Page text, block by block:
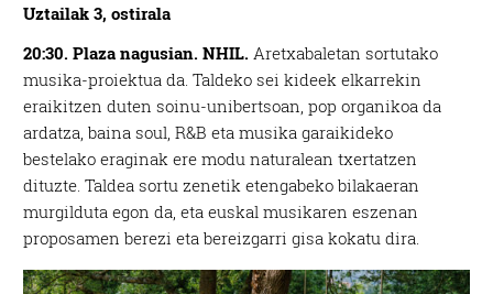
Uztailak 3, ostirala
20:30. Plaza nagusian. NHIL. Aretxabaletan sortutako
musika-proiektua da. Taldeko sei kideek elkarrekin
eraikitzen duten soinu-unibertsoan, pop organikoa da
ardatza, baina soul, R&B eta musika garaikideko
bestelako eraginak ere modu naturalean txertatzen
dituzte. Taldea sortu zenetik etengabeko bilakaeran
murgilduta egon da, eta euskal musikaren eszenan
proposamen berezi eta bereizgarri gisa kokatu dira.